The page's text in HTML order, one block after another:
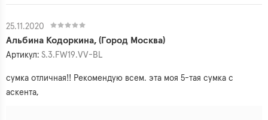
25.11.2020
Альбина Кодоркина, (Город Москва)
Артикул: S.3.FW19.VV-BL
сумка отличная!! Рекомендую всем. эта моя 5-тая сумка с
аскента,